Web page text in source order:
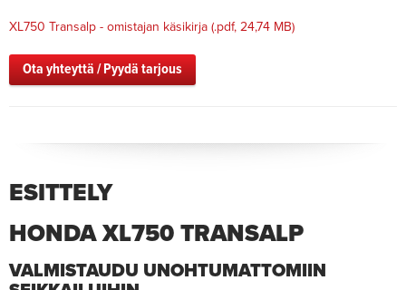
XL750 Transalp - omistajan käsikirja (.pdf, 24,74 MB)
Ota yhteyttä / Pyydä tarjous
ESITTELY
HONDA XL750 TRANSALP
VALMISTAUDU UNOHTUMATTOMIIN